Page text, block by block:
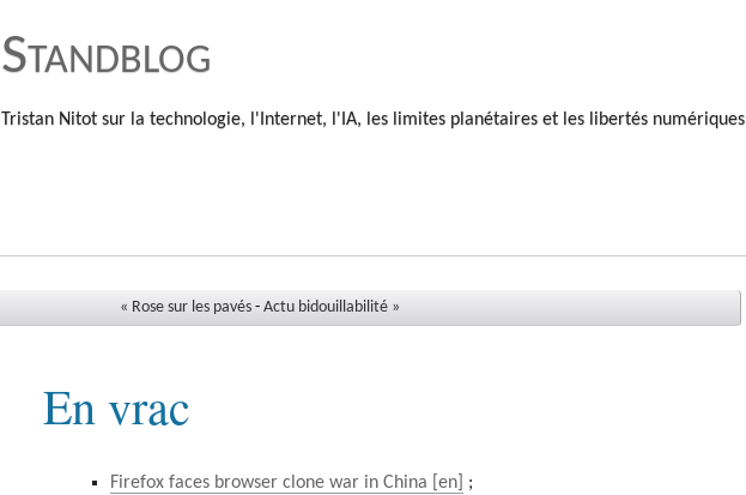
Standblog
Tristan Nitot sur la technologie, l'Internet, l'IA, les limites planétaires et les libertés numériques
« Rose sur les pavés - Actu bidouillabilité »
En vrac
Firefox faces browser clone war in China
;